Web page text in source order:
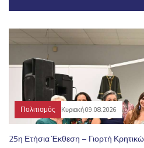
Πολιτισμός Κυριακή 09.08.2026
25η Ετήσια Έκθεση – Γιορτή